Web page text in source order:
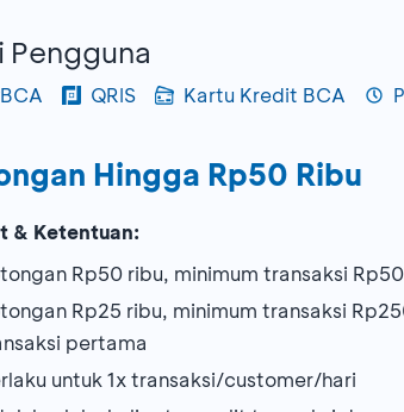
Pengguna
QRIS Kartu Kredit BCA
Hingga Rp50 Ribu
& Ketentuan:
Rp50 ribu, minimum transaksi
Rp25 ribu, minimum transaksi
pertama
untuk 1x transaksi/customer/hari